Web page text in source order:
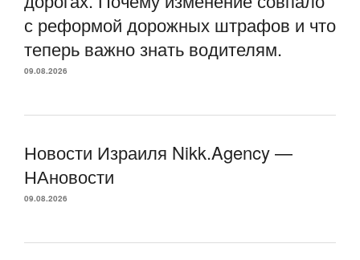
с реформой дорожных штрафов и что
теперь важно знать водителям.
09.08.2026
Новости Израиля Nikk.Agency —
НАновости
09.08.2026